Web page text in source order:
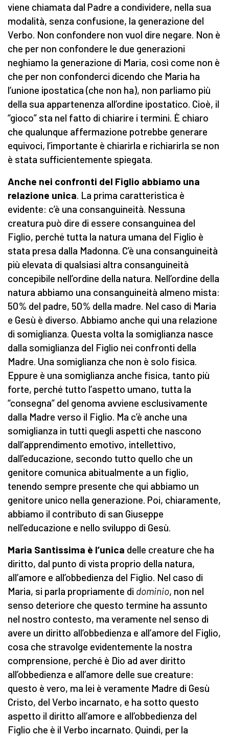
viene chiamata dal Padre a condividere, nella sua
modalità, senza confusione, la generazione del
Verbo. Non confondere non vuol dire negare. Non è
che per non confondere le due generazioni
neghiamo la generazione di Maria, così come non è
che per non confonderci dicendo che Maria ha
l’unione ipostatica (che non ha), non parliamo più
della sua appartenenza all’ordine ipostatico. Cioè, il
“gioco” sta nel fatto di chiarire i termini. È chiaro
che qualunque affermazione potrebbe generare
equivoci, l’importante è chiarirla e richiarirla se non
è stata sufficientemente spiegata.
Anche nei confronti del Figlio abbiamo una
relazione unica. La prima caratteristica è
evidente: c’è una consanguineità. Nessuna
creatura può dire di essere consanguinea del
Figlio, perché tutta la natura umana del Figlio è
stata presa dalla Madonna. C’è una consanguineità
più elevata di qualsiasi altra consanguineità
concepibile nell’ordine della natura. Nell’ordine della
natura abbiamo una consanguineità almeno mista:
50% del padre, 50% della madre. Nel caso di Maria
e Gesù è diverso. Abbiamo anche qui una relazione
di somiglianza. Questa volta la somiglianza nasce
dalla somiglianza del Figlio nei confronti della
Madre. Una somiglianza che non è solo fisica.
Eppure è una somiglianza anche fisica, tanto più
forte, perché tutto l’aspetto umano, tutta la
“consegna” del genoma avviene esclusivamente
dalla Madre verso il Figlio. Ma c’è anche una
somiglianza in tutti quegli aspetti che nascono
dall’apprendimento emotivo, intellettivo,
dall’educazione, secondo tutto quello che un
genitore comunica abitualmente a un figlio,
tenendo sempre presente che qui abbiamo un
genitore unico nella generazione. Poi, chiaramente,
abbiamo il contributo di san Giuseppe
nell’educazione e nello sviluppo di Gesù.
Maria Santissima è l’unica delle creature che ha
diritto, dal punto di vista proprio della natura,
all’amore e all’obbedienza del Figlio. Nel caso di
Maria, si parla propriamente di dominio, non nel
senso deteriore che questo termine ha assunto
nel nostro contesto, ma veramente nel senso di
avere un diritto all’obbedienza e all’amore del Figlio,
cosa che stravolge evidentemente la nostra
comprensione, perché è Dio ad aver diritto
all’obbedienza e all’amore delle sue creature:
questo è vero, ma lei è veramente Madre di Gesù
Cristo, del Verbo incarnato, e ha sotto questo
aspetto il diritto all’amore e all’obbedienza del
Figlio che è il Verbo incarnato. Quindi, per la